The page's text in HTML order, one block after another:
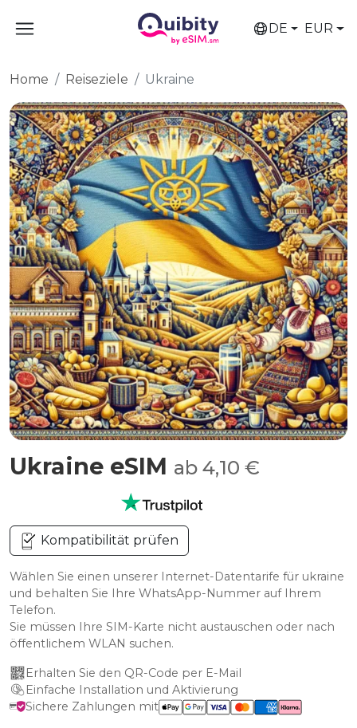
DE EUR
Home Reiseziele Ukraine
Ukraine eSIM ab 4,10 €
Kompatibilität prüfen
Wählen Sie einen unserer Internet-Datentarife für ukraine
und behalten Sie Ihre WhatsApp-Nummer auf Ihrem
Telefon.
Sie müssen Ihre SIM-Karte nicht austauschen oder nach
öffentlichem WLAN suchen.
Erhalten Sie den QR-Code per E-Mail
Einfache Installation und Aktivierung
Sichere Zahlungen mit